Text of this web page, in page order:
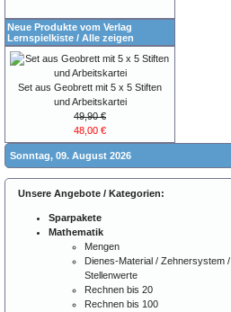
Neue Produkte vom Verlag
Lernspielkiste / Alle zeigen
Set aus Geobrett mit 5 x 5 Stiften
und Arbeitskartei
49,90 €
48,00 €
Sonntag, 09. August 2026
Unsere Angebote / Kategorien:
Sparpakete
Mathematik
Mengen
Dienes-Material / Zehnersystem /
Stellenwerte
Rechnen bis 20
Rechnen bis 100